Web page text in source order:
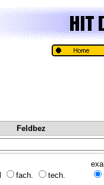
Feldbez
fach. tech.